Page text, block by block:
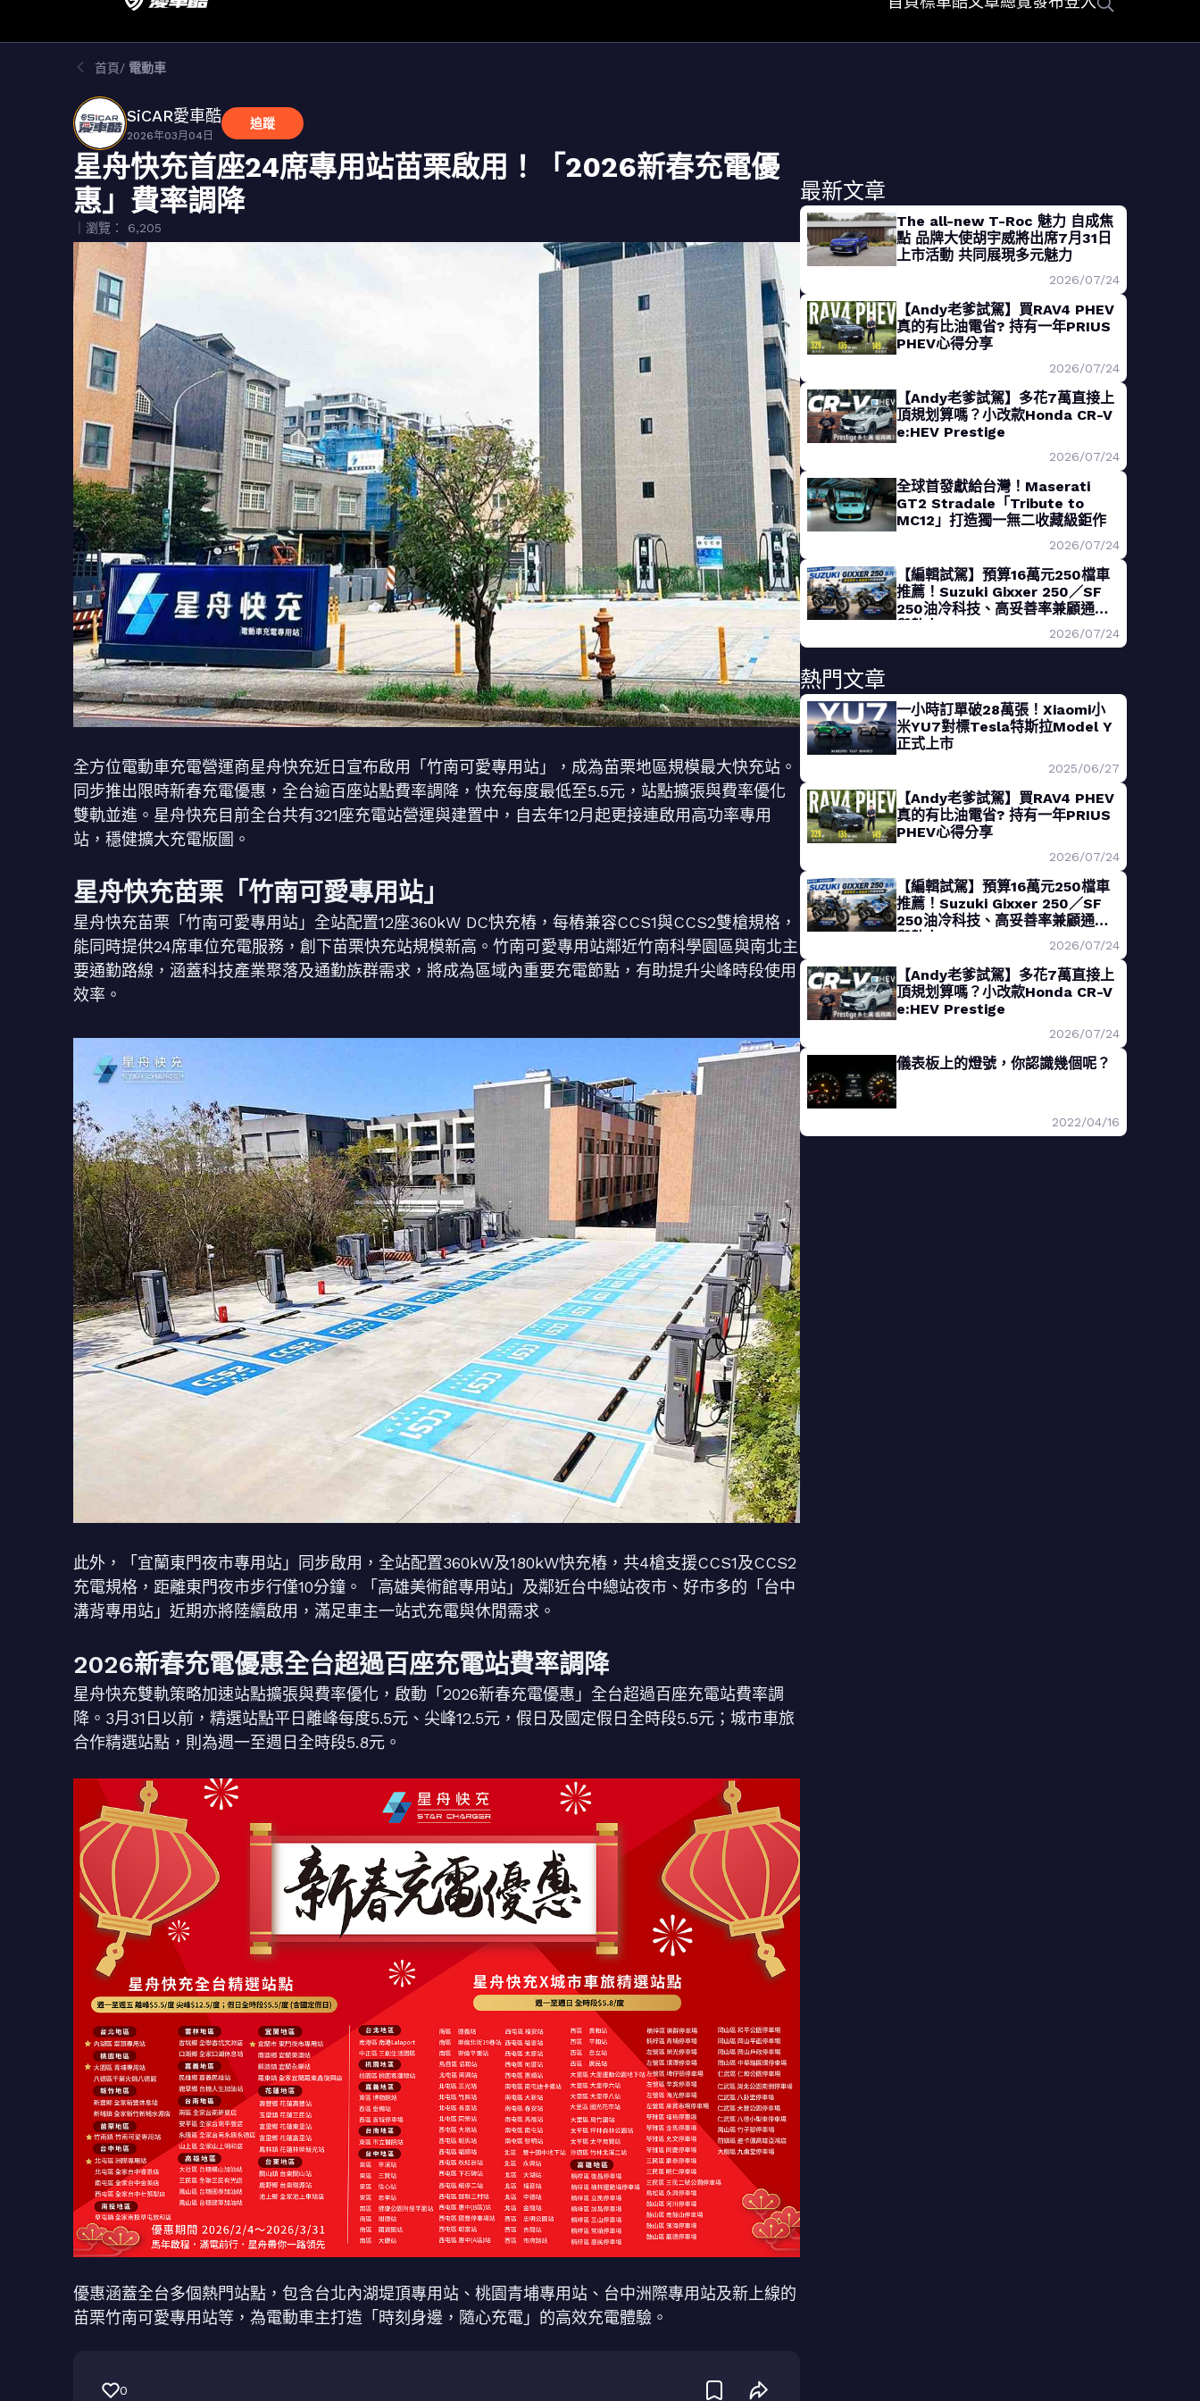
首頁 電動車
SiCAR愛車酷
2026年03月04日
追蹤
星舟快充首座24席專用站苗栗啟用！「2026新春充電優
惠」費率調降
｜瀏覽： 6,205
全方位電動車充電營運商星舟快充近日宣布啟用「竹南可愛專用站」，成為苗栗地區規模最大快充站。
同步推出限時新春充電優惠，全台逾百座站點費率調降，快充每度最低至5.5元，站點擴張與費率優化
雙軌並進。星舟快充目前全台共有321座充電站營運與建置中，自去年12月起更接連啟用高功率專用
站，穩健擴大充電版圖。
星舟快充苗栗「竹南可愛專用站」
星舟快充苗栗「竹南可愛專用站」全站配置12座360kW DC快充樁，每樁兼容CCS1與CCS2雙槍規格，
能同時提供24席車位充電服務，創下苗栗快充站規模新高。竹南可愛專用站鄰近竹南科學園區與南北主
要通勤路線，涵蓋科技產業聚落及通勤族群需求，將成為區域內重要充電節點，有助提升尖峰時段使用
效率。
此外，「宜蘭東門夜市專用站」同步啟用，全站配置360kW及180kW快充樁，共4槍支援CCS1及CCS2
充電規格，距離東門夜市步行僅10分鐘。「高雄美術館專用站」及鄰近台中總站夜市、好市多的「台中
溝背專用站」近期亦將陸續啟用，滿足車主一站式充電與休閒需求。
2026新春充電優惠全台超過百座充電站費率調降
星舟快充雙軌策略加速站點擴張與費率優化，啟動「2026新春充電優惠」全台超過百座充電站費率調
降。3月31日以前，精選站點平日離峰每度5.5元、尖峰12.5元，假日及國定假日全時段5.5元；城市車旅
合作精選站點，則為週一至週日全時段5.8元。
優惠涵蓋全台多個熱門站點，包含台北內湖堤頂專用站、桃園青埔專用站、台中洲際專用站及新上線的
苗栗竹南可愛專用站等，為電動車主打造「時刻身邊，隨心充電」的高效充電體驗。
0
最新文章
The all-new T-Roc 魅力 自成焦
點 品牌大使胡宇威將出席7月31日
上市活動 共同展現多元魅力
2026/07/24
【Andy老爹試駕】買RAV4 PHEV
真的有比油電省? 持有一年PRIUS
PHEV心得分享
2026/07/24
【Andy老爹試駕】多花7萬直接上
頂規划算嗎？小改款Honda CR-V
e:HEV Prestige
2026/07/24
全球首發獻給台灣！Maserati
GT2 Stradale「Tribute to
MC12」打造獨一無二收藏級鉅作
2026/07/24
【編輯試駕】預算16萬元250檔車
推薦！Suzuki Gixxer 250／SF
250油冷科技、高妥善率兼顧通勤
與熱血
2026/07/24
熱門文章
一小時訂單破28萬張！Xiaomi小
米YU7對標Tesla特斯拉Model Y
正式上市
2025/06/27
【Andy老爹試駕】買RAV4 PHEV
真的有比油電省? 持有一年PRIUS
PHEV心得分享
2026/07/24
【編輯試駕】預算16萬元250檔車
推薦！Suzuki Gixxer 250／SF
250油冷科技、高妥善率兼顧通勤
與熱血
2026/07/24
【Andy老爹試駕】多花7萬直接上
頂規划算嗎？小改款Honda CR-V
e:HEV Prestige
2026/07/24
儀表板上的燈號，你認識幾個呢？
2022/04/16